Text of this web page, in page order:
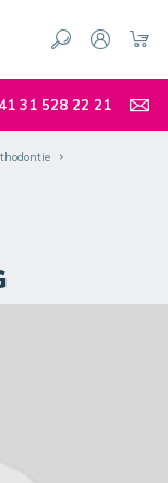
31 528 22 21